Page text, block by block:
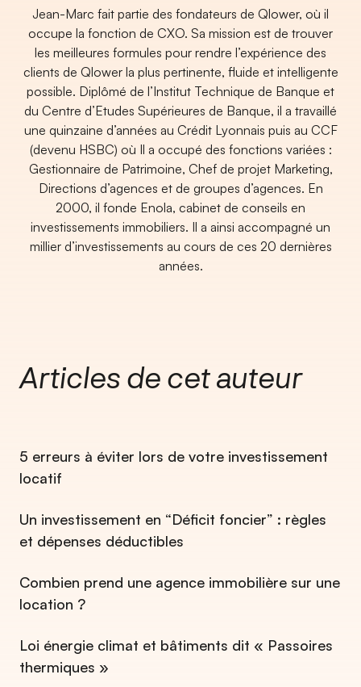
Jean-Marc fait partie des fondateurs de Qlower, où il
occupe la fonction de CXO. Sa mission est de trouver
les meilleures formules pour rendre l’expérience des
clients de Qlower la plus pertinente, fluide et intelligente
possible. Diplômé de l’Institut Technique de Banque et
du Centre d’Etudes Supérieures de Banque, il a travaillé
une quinzaine d’années au Crédit Lyonnais puis au CCF
(devenu HSBC) où Il a occupé des fonctions variées :
Gestionnaire de Patrimoine, Chef de projet Marketing,
Directions d’agences et de groupes d’agences. En
2000, il fonde Enola, cabinet de conseils en
investissements immobiliers. Il a ainsi accompagné un
millier d’investissements au cours de ces 20 dernières
années.
Articles de cet auteur
5 erreurs à éviter lors de votre investissement
locatif
Un investissement en “Déficit foncier” : règles
et dépenses déductibles ​
Combien prend une agence immobilière sur une
location ?​
Loi énergie climat et bâtiments dit « Passoires
thermiques »